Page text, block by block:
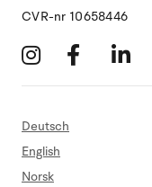
CVR-nr 10658446
Deutsch
English
Norsk